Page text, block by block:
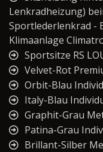
Lenkradheizung)
Sportlederlenkrad -
Klimaanlage
Sportsitze RS
Velvet-Rot
Orbit-Blau
Italy-Blau
Graphit-Grau
Patina-Grau
Brillant-Silber